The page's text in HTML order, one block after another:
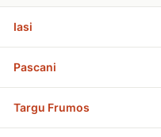
Iasi
Pascani
Targu Frumos